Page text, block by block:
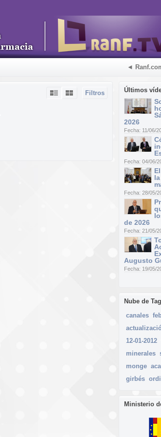
◄
Últimos
2026
Fecha: 11/06/
Fecha: 04/06/
Fecha: 28/05/
de 2026
Fecha: 21/05/
Augusto
Fecha: 19/05/
Nube de
canales
12-01-2012
minerales
monge
girbés
Ministerio
Filtros